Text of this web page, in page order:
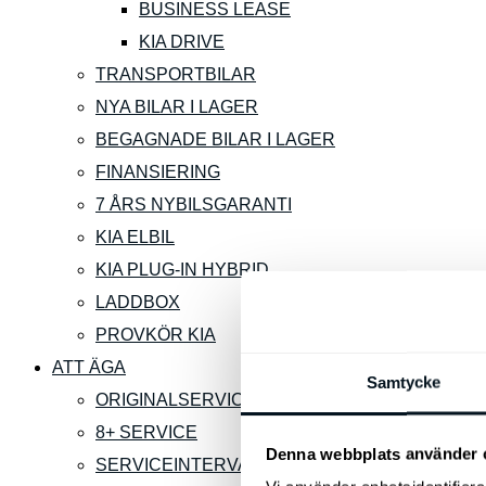
Samtycke
Denna webbplats använder
BUSINESS LEASE
KIA DRIVE
TRANSPORTBILAR
NYA BILAR I LAGER
BEGAGNADE BILAR I LAGER
FINANSIERING
7 ÅRS NYBILSGARANTI
KIA ELBIL
KIA PLUG-IN HYBRID
LADDBOX
PROVKÖR KIA
ATT ÄGA
ORIGINALSERVICE
8+ SERVICE
SERVICEINTERVALLER